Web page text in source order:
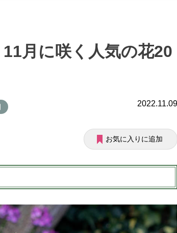
月に咲く人気の花20
2022.11.09
お気に入りに追加